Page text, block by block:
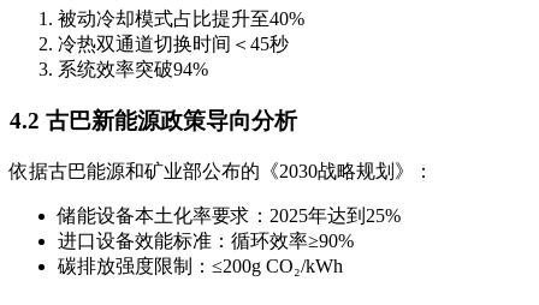
被动冷却模式占比提升至40%
冷热双通道切换时间＜45秒
系统效率突破94%
4.2 古巴新能源政策导向分析
依据古巴能源和矿业部公布的《2030战略规划》：
储能设备本土化率要求：2025年达到25%
进口设备效能标准：循环效率≥90%
碳排放强度限制：≤200g CO₂/kWh